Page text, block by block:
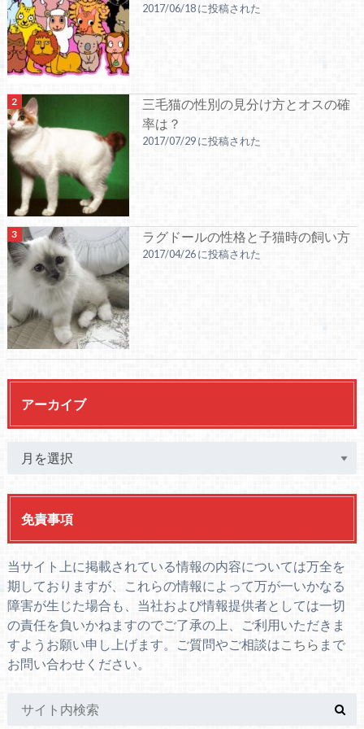
2017/06/18 に投稿された
三毛猫の性別の見分け方とオスの確
率は？
2017/07/29 に投稿された
ラグドールの性格と子猫時の飼い方
2017/04/26 に投稿された
アーカイブ
免責事項
当サイト上に掲載されている情報の内容については万全を
期しておりますが、これらの情報によって万が一いかなる
障害が生じた場合も、当社および情報提供者としては一切
の責任を負いかねますのでご了承の上、ご利用いただきま
すようお願い申し上げます。ご質問やご相談はこちら まで
お問い合わせください。